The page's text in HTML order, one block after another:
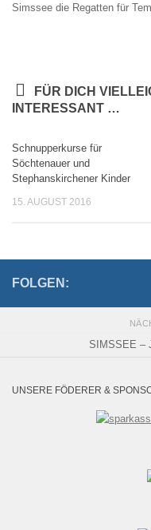
Simssee die Regatten für
FÜR DICH
INTERESSANT …
Schnupperkurse für
Söchtenauer und
Stephanskirchener Kinder
15. AUGUST 2016
FOLGEN:
SIMSSEE –
UNSERE FÖDERER &